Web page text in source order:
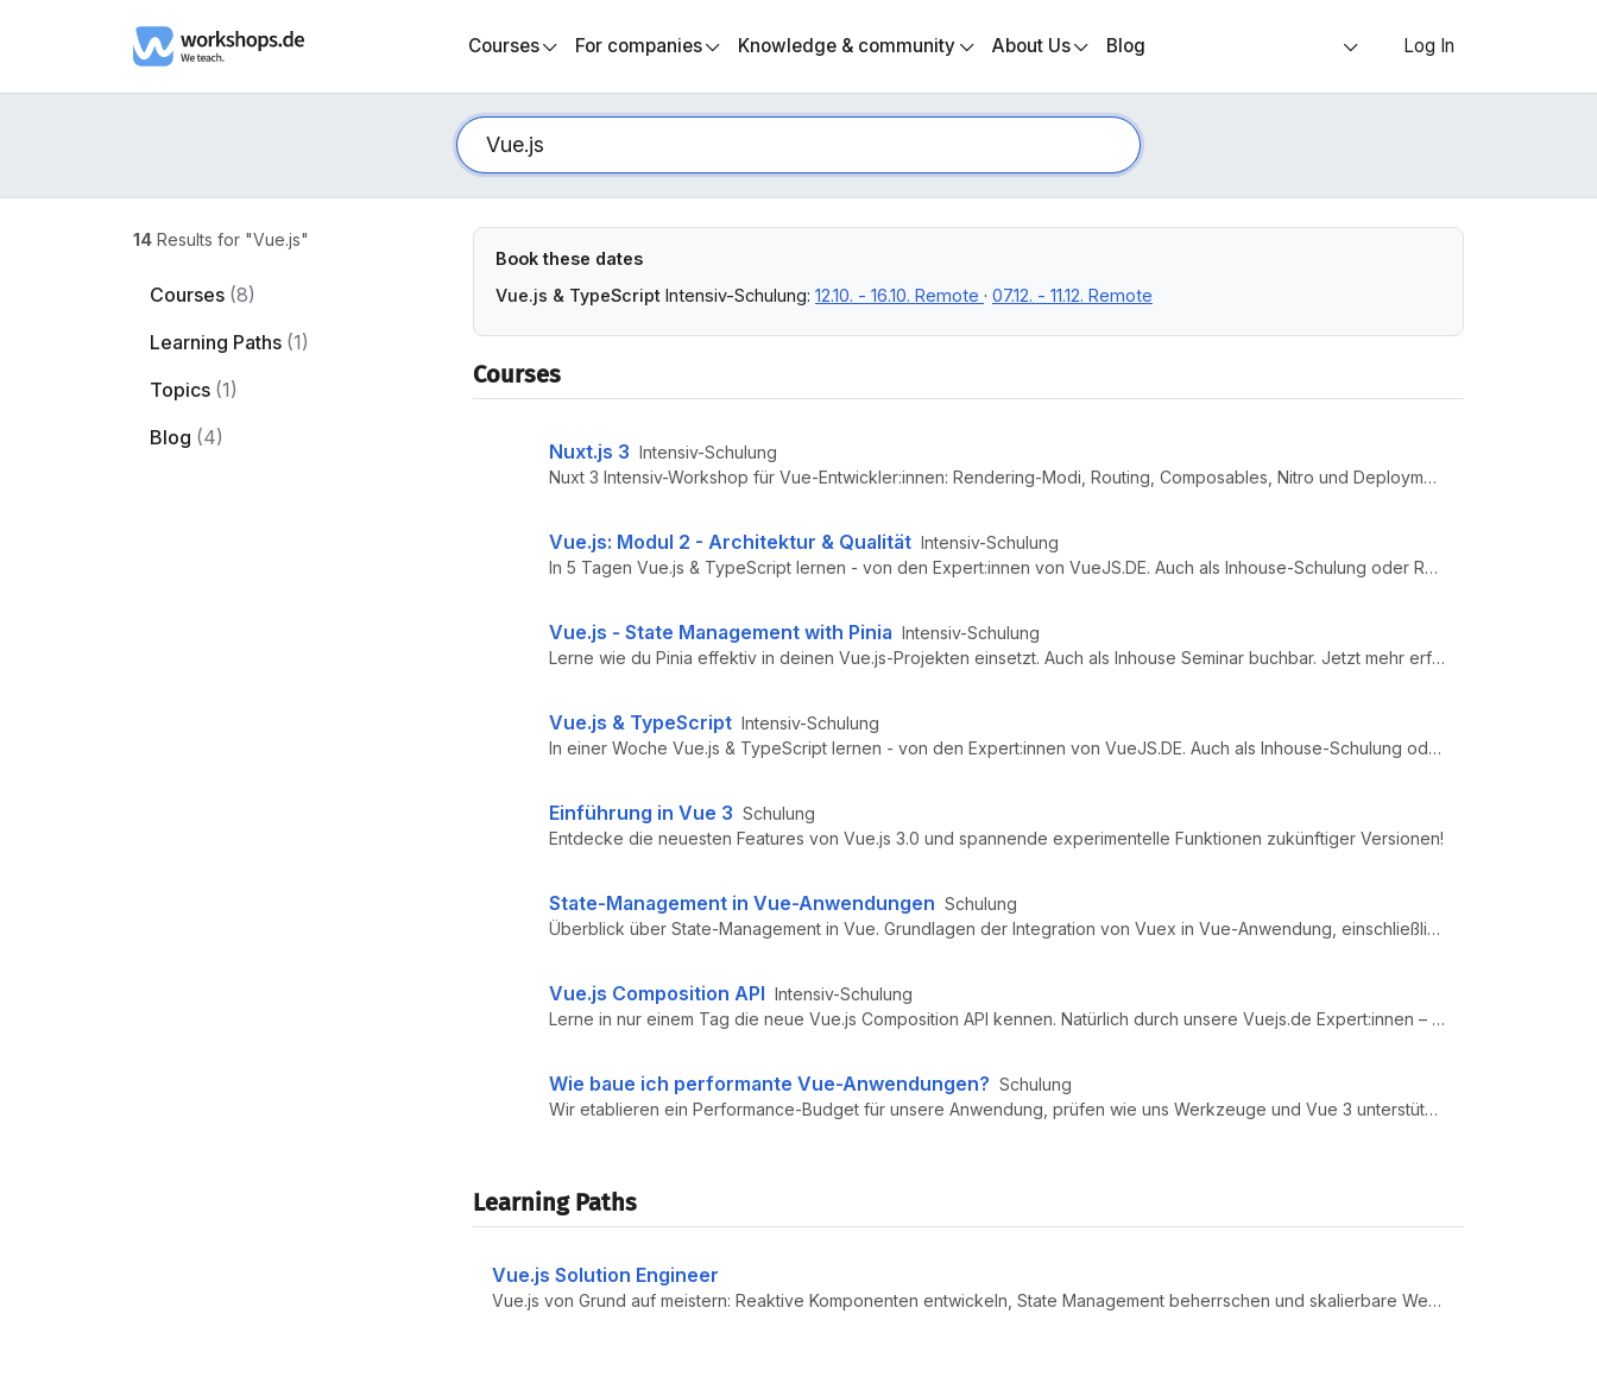
Courses For companies Knowledge & community About Us Blog Log In
14 Results for "Vue.js"
Courses (8)
Learning Paths (1)
Topics (1)
Blog (4)
Book these dates
Vue.js & TypeScript Intensiv-Schulung: 12.10. - 16.10. Remote · 07.12. - 11.12. Remote
Courses
Nuxt.js 3 Intensiv-Schulung
Nuxt 3 Intensiv-Workshop für Vue-Entwickler:innen: Rendering-Modi, Routing, Composables, Nitro und Deployment praxisnah ...
Vue.js: Modul 2 - Architektur & Qualität Intensiv-Schulung
In 5 Tagen Vue.js & TypeScript lernen - von den Expert:innen von VueJS.DE. Auch als Inhouse-Schulung oder Remote buchbar...
Vue.js - State Management with Pinia Intensiv-Schulung
Lerne wie du Pinia effektiv in deinen Vue.js-Projekten einsetzt. Auch als Inhouse Seminar buchbar. Jetzt mehr erfahren!
Vue.js & TypeScript Intensiv-Schulung
In einer Woche Vue.js & TypeScript lernen - von den Expert:innen von VueJS.DE. Auch als Inhouse-Schulung oder Remote buc...
Einführung in Vue 3 Schulung
Entdecke die neuesten Features von Vue.js 3.0 und spannende experimentelle Funktionen zukünftiger Versionen!
State-Management in Vue-Anwendungen Schulung
Überblick über State-Management in Vue. Grundlagen der Integration von Vuex in Vue-Anwendung, einschließlich Actions, Mu...
Vue.js Composition API Intensiv-Schulung
Lerne in nur einem Tag die neue Vue.js Composition API kennen. Natürlich durch unsere Vuejs.de Expert:innen – auch als I...
Wie baue ich performante Vue-Anwendungen? Schulung
Wir etablieren ein Performance-Budget für unsere Anwendung, prüfen wie uns Werkzeuge und Vue 3 unterstützen performante ...
Learning Paths
Vue.js Solution Engineer
Vue.js von Grund auf meistern: Reaktive Komponenten entwickeln, State Management beherrschen und skalierbare Web-Apps ba...